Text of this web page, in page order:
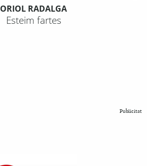
ORIOL RADALGA
Esteim fartes
Publicitat